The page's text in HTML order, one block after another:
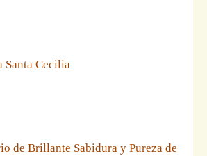
Santa Cecilia
de Brillante Sabidura y Pureza de